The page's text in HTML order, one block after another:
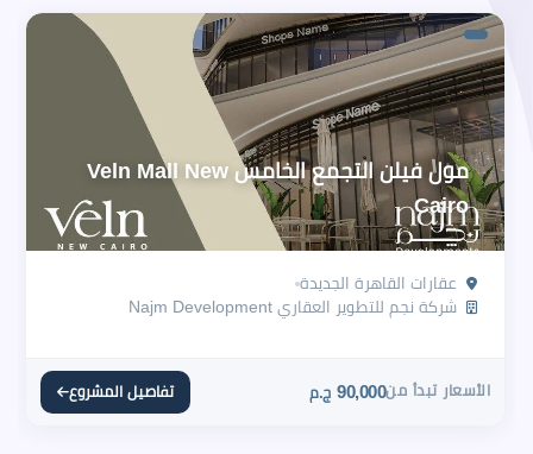
مول فيلن التجمع الخامس Veln Mall New
Cairo
عقارات القاهرة الجديدة
شركة نجم للتطوير العقاري Najm Development
الأسعار تبدأ من90,000 ج.م تفاصيل المشروع